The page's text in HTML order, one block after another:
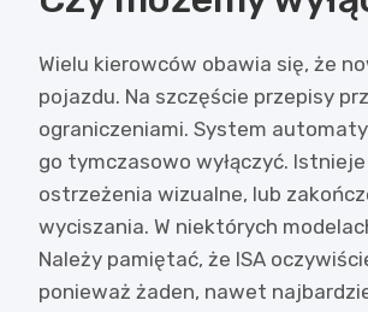
Wielu kierowców obawia się, że
pojazdu. Na szczęście przepisy
ograniczeniami. System
go tymczasowo wyłączyć.
ostrzeżenia wizualne, lub
wyciszania. W niektórych
Należy pamiętać, że ISA
ponieważ żaden, nawet